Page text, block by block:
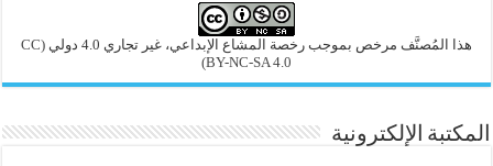
هذا المُصنَّف مرخص بموجب رخصة المشاع الإبداعي، غير تجاري 4.0 دولي
(CC
BY-NC-SA 4.0)
المكتبة الإلكترونية